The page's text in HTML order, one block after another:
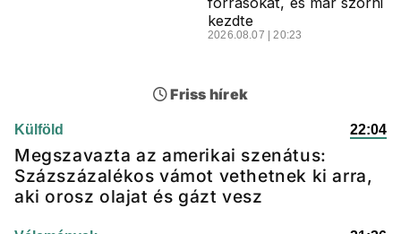
kezdte
2026.08.07 | 20:23
Friss hírek
Külföld 22:04
Megszavazta az amerikai szenátus:
Százszázalékos vámot vethetnek ki arra,
aki orosz olajat és gázt vesz